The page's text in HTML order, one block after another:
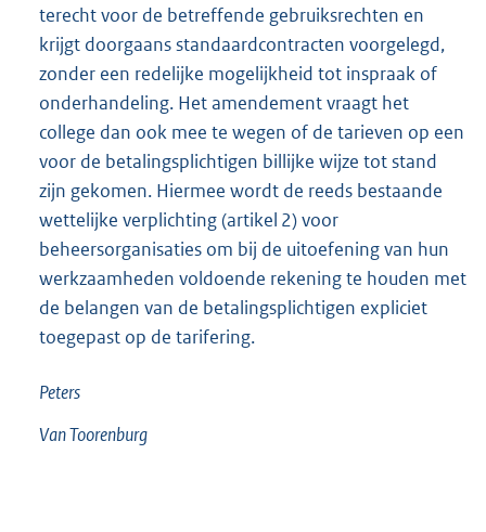
terecht voor de betreffende gebruiksrechten en
krijgt doorgaans standaardcontracten voorgelegd,
zonder een redelijke mogelijkheid tot inspraak of
onderhandeling. Het amendement vraagt het
college dan ook mee te wegen of de tarieven op een
voor de betalingsplichtigen billijke wijze tot stand
zijn gekomen. Hiermee wordt de reeds bestaande
wettelijke verplichting (artikel 2) voor
beheersorganisaties om bij de uitoefening van hun
werkzaamheden voldoende rekening te houden met
de belangen van de betalingsplichtigen expliciet
toegepast op de tarifering.
Peters
Van Toorenburg